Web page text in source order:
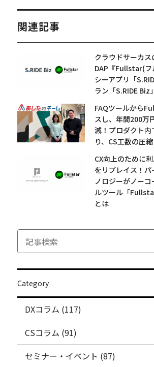
関連記事
クラウドサーカス
DAP『Fullstar(フ
シーアプリ「
ラン「S.RIDE Biz
FAQツールから
スし、年間200万
減！プロダクト内
り、CS工数の圧
CX向上のために
をリプレイス！
ノロジーがノー
ルツール「
とは
Category
DXコラム (117)
CSコラム (91)
セミナー・イベント (87)